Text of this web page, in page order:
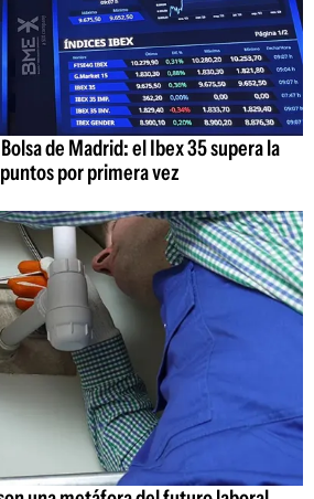
de Madrid: el Ibex 35 supera la
por primera vez